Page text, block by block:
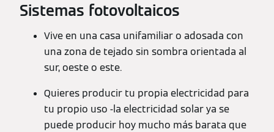
Sistemas fotovoltaicos
Vive en una casa unifamiliar o adosada con
una zona de tejado sin sombra orientada al
sur, oeste o este.
Quieres producir tu propia electricidad para
tu propio uso -la electricidad solar ya se
puede producir hoy mucho más barata que